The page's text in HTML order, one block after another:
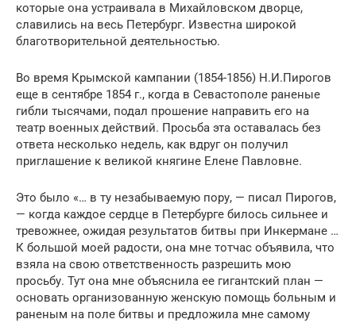
которые она устраивала в Михайловском дворце,
славились на весь Петербург. Известна широкой
благотворительной деятельностью.
Во время Крымской кампании (1854-1856) Н.И.Пирогов
еще в сентябре 1854 г., когда в Севастополе раненые
гибли тысячами, подал прошение направить его на
театр военных действий. Просьба эта оставалась без
ответа несколько недель, как вдруг он получил
приглашение к великой княгине Елене Павловне.
Это было «… в ту незабываемую пору, — писал Пирогов,
— когда каждое сердце в Петербурге билось сильнее и
тревожнее, ожидая результатов битвы при Инкермане …
К большой моей радости, она мне тотчас объявила, что
взяла на свою ответственность разрешить мою
просьбу. Тут она мне объяснила ее гигантский план —
основать организованную женскую помощь больным и
раненым на поле битвы и предложила мне самому